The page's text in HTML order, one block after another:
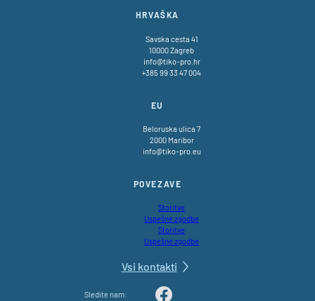
HRVAŠKA
Savska cesta 41
10000 Zagreb
info@tiko-pro.hr
+385 99 33 47 004
EU
Beloruska ulica 7
2000 Maribor
info@tiko-pro.eu
POVEZAVE
Storitve
Uspešne zgodbe
Storitve
Uspešne zgodbe
Vsi kontakti
Sledite nam: